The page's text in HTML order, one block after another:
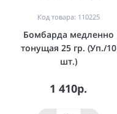
Код товара: 110225
Бомбарда медленно
тонущая 25 гр. (Уп./10
шт.)
1 410р.